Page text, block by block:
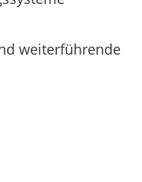
weiterführende